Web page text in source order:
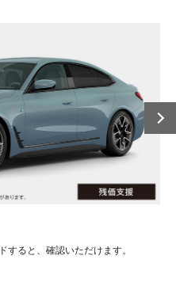
ると、確認いただけます。